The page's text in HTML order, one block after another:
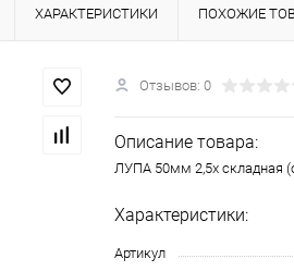
ХАРАКТЕРИСТИКИ ПОХОЖИЕ
Отзывов: 0
Описание товара:
ЛУПА 50мм 2,5х складная
Характеристики:
Артикул